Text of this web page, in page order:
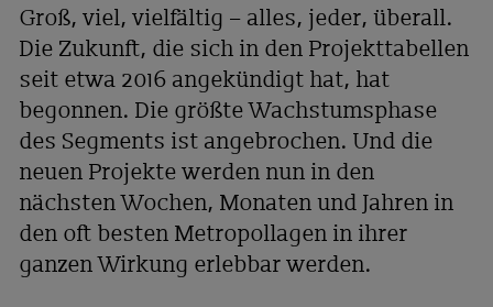
Groß, viel, vielfältig – alles, jeder, überall.
Die Zukunft, die sich in den Projekttabellen
seit etwa 2016 angekündigt hat, hat
begonnen. Die größte Wachstumsphase
des Segments ist angebrochen. Und die
neuen Projekte werden nun in den
nächsten Wochen, Monaten und Jahren in
den oft besten Metropollagen in ihrer
ganzen Wirkung erlebbar werden.